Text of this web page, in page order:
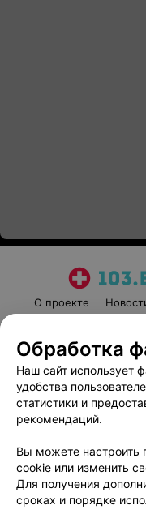
О проекте
Обработка
Наш сайт использует
удобства
статистики и
рекомендаций.
Вы можете настроить
cookie или изменить
Для получения
сроках и порядке